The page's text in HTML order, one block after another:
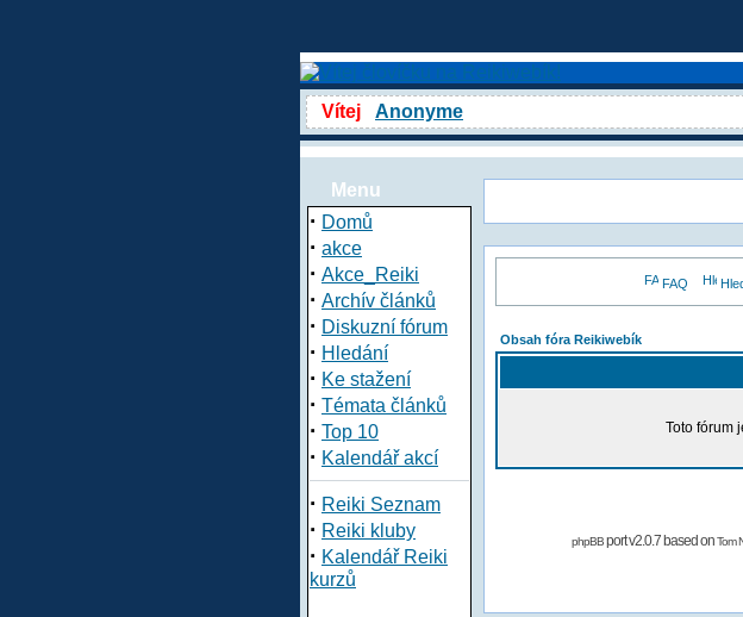
Vítej Anonyme
Menu
· Domů
· akce
· Akce_Reiki
· Archív článků
· Diskuzní fórum
· Hledání
· Ke stažení
· Témata článků
· Top 10
· Kalendář akcí
· Reiki Seznam
· Reiki kluby
· Kalendář Reiki
kurzů
FAQ
Obsah fóra Reikiwebík
Toto fórum
phpBBport v2.0.7 based onTom